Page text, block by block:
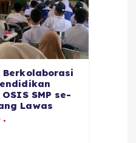
Berkolaborasi
SMP se-
Lawas